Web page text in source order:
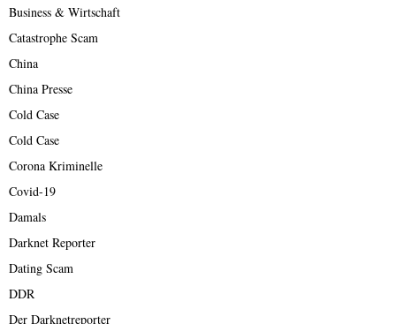
Business & Wirtschaft
Catastrophe Scam
China
China Presse
Cold Case
Cold Case
Corona Kriminelle
Covid-19
Damals
Darknet Reporter
Dating Scam
DDR
Der Darknetreporter